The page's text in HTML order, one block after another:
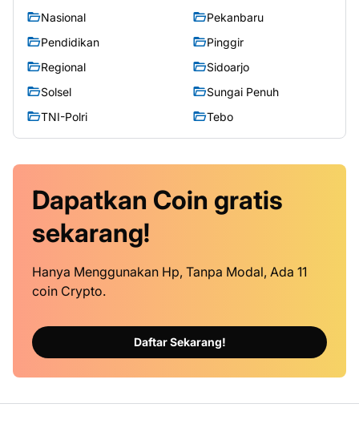
Nasional
Pekanbaru
Pendidikan
Pinggir
Regional
Sidoarjo
Solsel
Sungai Penuh
TNI-Polri
Tebo
Dapatkan Coin gratis
sekarang!
Hanya Menggunakan Hp, Tanpa Modal, Ada 11
coin Crypto.
Daftar Sekarang!